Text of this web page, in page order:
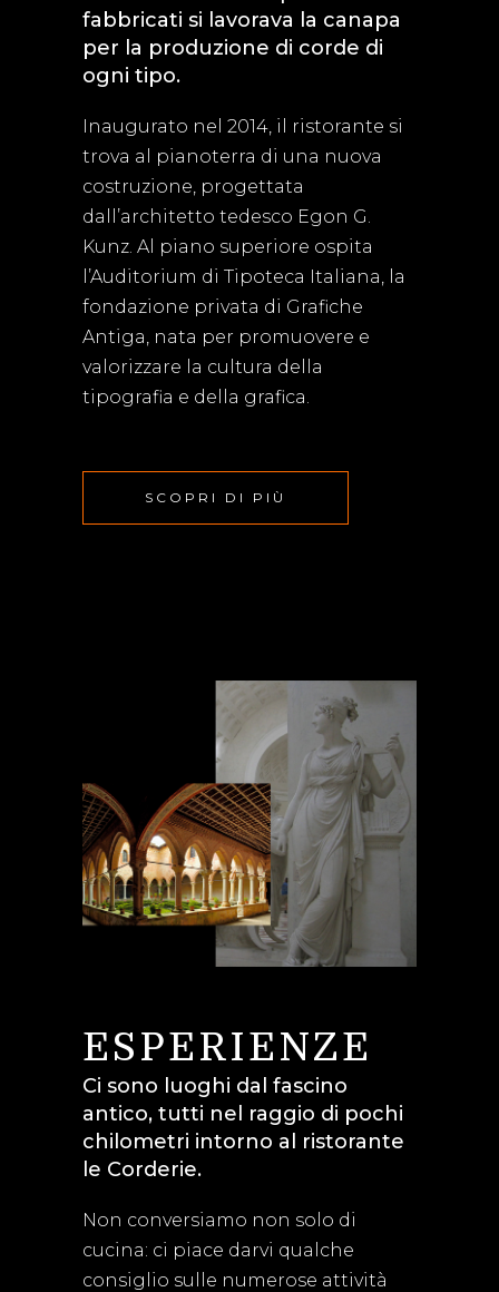
fabbricati si lavorava la canapa
per la produzione di corde di
ogni tipo.
Inaugurato nel 2014, il ristorante si
trova al pianoterra di una nuova
costruzione, progettata
dall’architetto tedesco Egon G.
Kunz. Al piano superiore ospita
l’Auditorium di Tipoteca Italiana, la
fondazione privata di Grafiche
Antiga, nata per promuovere e
valorizzare la cultura della
tipografia e della grafica.
SCOPRI DI PIÙ
ESPERIENZE
Ci sono luoghi dal fascino
antico, tutti nel raggio di pochi
chilometri intorno al ristorante
le Corderie.
Non conversiamo non solo di
cucina: ci piace darvi qualche
consiglio sulle numerose attività